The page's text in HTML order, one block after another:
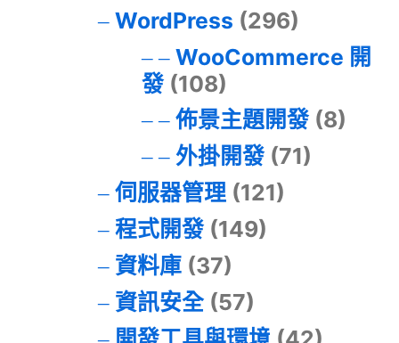
WordPress (296)
WooCommerce 開
發(108)
佈景主題開發(8)
外掛開發(71)
伺服器管理(121)
程式開發(149)
資料庫(37)
資訊安全(57)